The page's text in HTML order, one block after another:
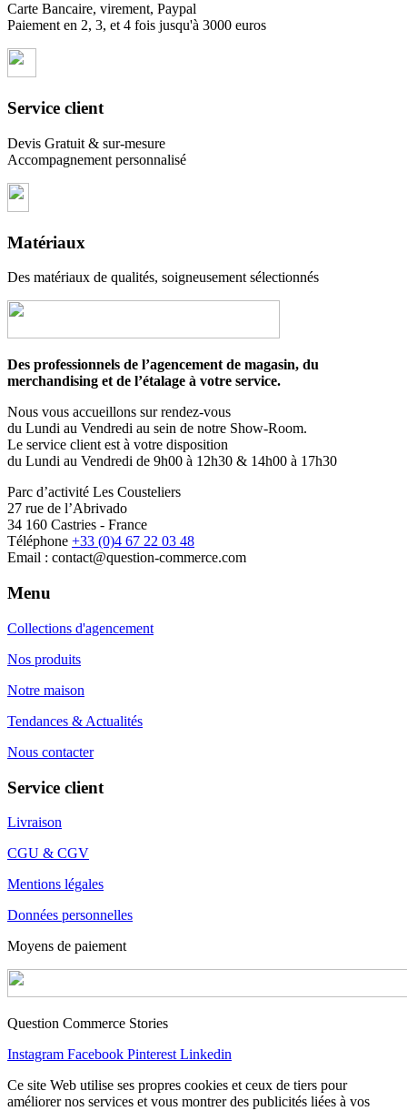
Carte Bancaire, virement, Paypal
Paiement en 2, 3, et 4 fois jusqu'à 3000 euros
Service client
Devis Gratuit & sur-mesure
Accompagnement personnalisé
Matériaux
Des matériaux de qualités, soigneusement sélectionnés
Des professionnels de l’agencement de magasin, du
merchandising et de l’étalage à votre service.
Nous vous accueillons sur rendez-vous
du Lundi au Vendredi au sein de notre Show-Room.
Le service client est à votre disposition
du Lundi au Vendredi de 9h00 à 12h30 & 14h00 à 17h30
Parc d’activité Les Cousteliers
27 rue de l’Abrivado
34 160 Castries - France
Téléphone +33 (0)4 67 22 03 48
Email : contact@question-commerce.com
Menu
Collections d'agencement
Nos produits
Notre maison
Tendances & Actualités
Nous contacter
Service client
Livraison
CGU & CGV
Mentions légales
Données personnelles
Moyens de paiement
Question Commerce Stories
Instagram Facebook Pinterest Linkedin
Ce site Web utilise ses propres cookies et ceux de tiers pour
améliorer nos services et vous montrer des publicités liées à vos